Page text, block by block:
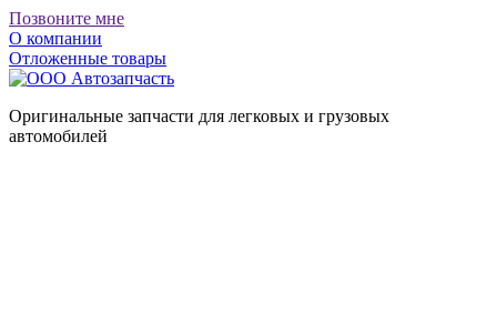
Позвоните мне
О компании
Отложенные товары
Оригинальные запчасти для легковых и грузовых
автомобилей